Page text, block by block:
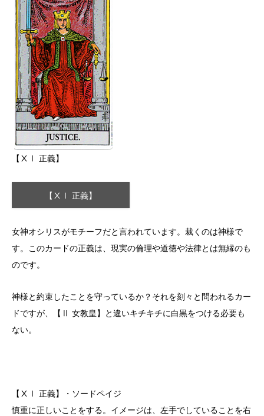
【ⅩⅠ 正義】
【ⅩⅠ 正義】
女神オシリスがモチーフだと言われています。裁くのは神様で
す。このカードの正義は、現実の倫理や道徳や法律とは無縁のも
のです。
神様と約束したことを守っているか？それを刻々と問われるカー
ドですが、【Ⅱ 女教皇】と違いキチキチに白黒をつける必要も
ない。
【ⅩⅠ 正義】・ソードペイジ
慎重に正しいことをする。イメージは、左手でしていることを右